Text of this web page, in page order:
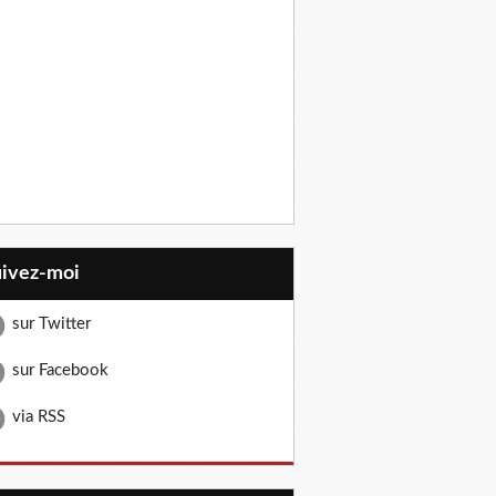
moi
sur Twitter
sur Facebook
via RSS